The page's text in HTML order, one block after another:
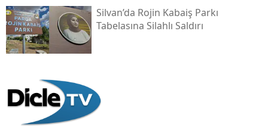
Silvan’da Rojin Kabaiş Parkı
Tabelasına Silahlı Saldırı